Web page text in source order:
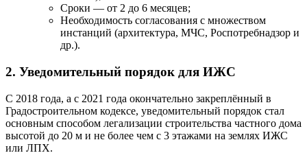
Сроки — от 2 до 6 месяцев;
Необходимость согласования с множеством
инстанций (архитектура, МЧС, Роспотребнадзор и
др.).
2. Уведомительный порядок для ИЖС
С 2018 года, а с 2021 года окончательно закреплённый в
Градостроительном кодексе, уведомительный порядок стал
основным способом легализации строительства частного дома
высотой до 20 м и не более чем с 3 этажами на землях ИЖС
или ЛПХ.